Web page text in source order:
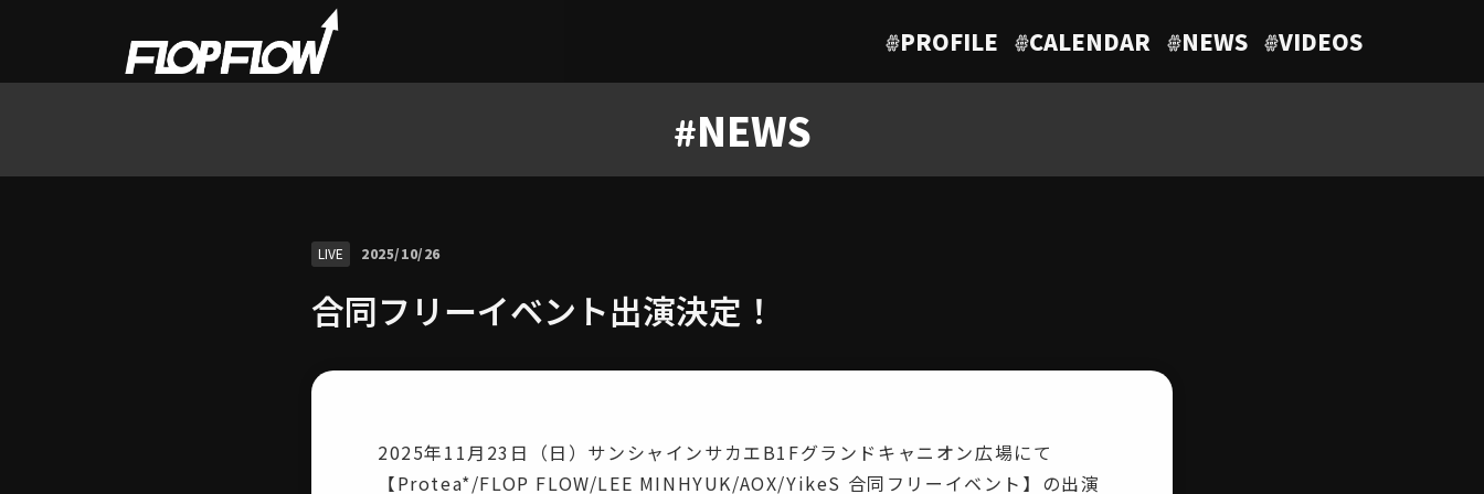
#PROFILE #CALENDAR #NEWS #VIDEOS
#NEWS
LIVE 2025/10/26
合同フリーイベント出演決定！
2025年11月23日（日）サンシャインサカエB1Fグランドキャニオン広場にて
【Protea*/FLOP FLOW/LEE MINHYUK/AOX/YikeS 合同フリーイベント】の出演